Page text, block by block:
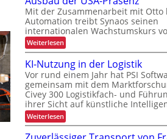
n
e
r
b
e
t
r
i
e
b
l
i
L
E
D
-
P
r
o
j
e
k
t
c
k
m
e
l
d
u
n
g
f
e
r
u
n
g
a
n
k
A
i
m
t
e
c
t
o
m
a
t
i
s
i
e
r
t
e
s
P
a
Mit der Zusammenarbeit mit Otto
Automation treibt Synaos seinen
internationalen Wachstumskurs
Weiterlesen:
A
s
b
a
u
d
e
r
U
S
KI-Nutzung in der Logistik
Vor rund einem Jahr hat PSI
gemeinsam mit dem
Civey 300 Logistikfach- und
ihrer Sicht auf künstliche
Weiterlesen:
K